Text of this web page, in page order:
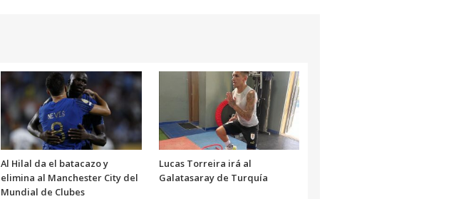
Al Hilal da el batacazo y
elimina al Manchester City del
Mundial de Clubes
Lucas Torreira irá al
Galatasaray de Turquía